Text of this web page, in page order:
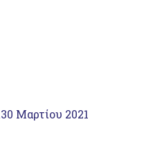
30 Μαρτίου 2021